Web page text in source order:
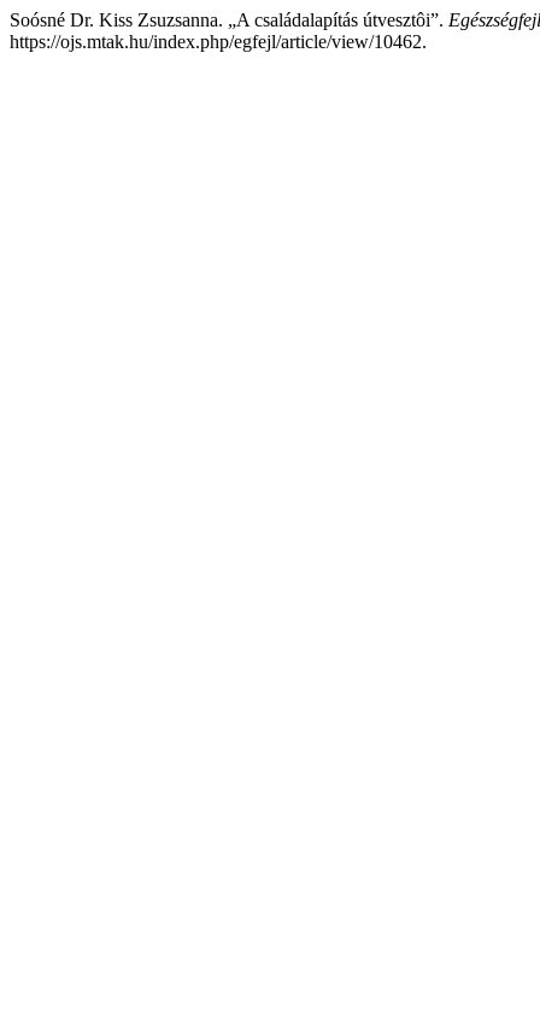
Soósné Dr. Kiss Zsuzsanna. „A családalapítás útvesztôi”.
https://ojs.mtak.hu/index.php/egfejl/article/view/10462.